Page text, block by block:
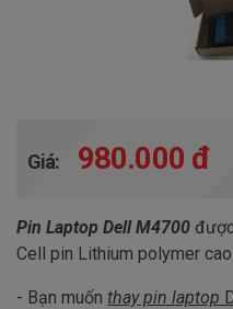
Giá: 980.000 đ
Pin Laptop Dell M4700
Cell pin Lithium polymer
- Bạn muốn thay pin laptop